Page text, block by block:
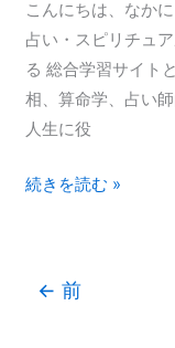
こんにちは、なか
占い・スピリチュ
る 総合学習サイト
相、算命学、占い
人生に役
ア
ル
し
ま
し
続きを読む »
← 前